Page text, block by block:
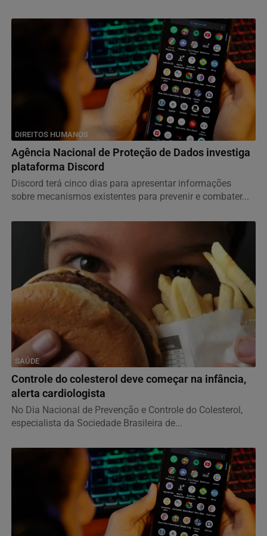
DIREITOS HUMANOS
Agência Nacional de Proteção de Dados investiga
plataforma Discord
Discord terá cinco dias para apresentar informações
sobre mecanismos existentes para prevenir e combater...
SAÚDE
Controle do colesterol deve começar na infância,
alerta cardiologista
No Dia Nacional de Prevenção e Controle do Colesterol,
especialista da Sociedade Brasileira de...